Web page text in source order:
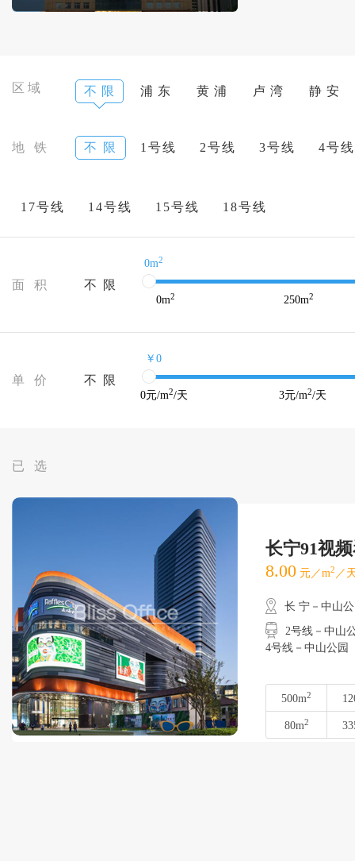
区域 不 限 浦 东 黄 浦 卢 湾 静 安
地 铁 不 限 1号线 2号线 3号线 4号线
17号线 14号线 15号线 18号线
面 积 不 限
0m2
0m2 250m2
单 价 不 限
￥0
0元/m2/天 3元/m2/天
已 选
长宁91视
8.00 元／m2 ／
长 宁－中山
2号线－中山公
4号线－中山公园
500m2
80m2